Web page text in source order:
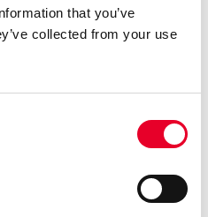
that you’ve
collected from your use
er kun kjørbare på
utover.